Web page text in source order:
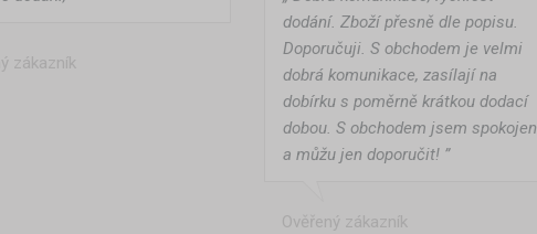
zákazník
dodání. Zboží přesně dle popisu.
Doporučuji. S obchodem je velmi
dobrá komunikace, zasílají na
dobírku s poměrně krátkou dodací
dobou. S obchodem jsem spokojen
a můžu jen doporučit! ”
Ověřený zákazník